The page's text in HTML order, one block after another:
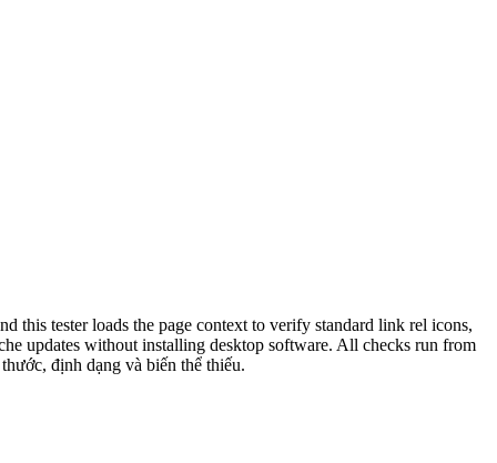
this tester loads the page context to verify standard link rel icons,
updates without installing desktop software. All checks run from
định dạng và biến thể thiếu.